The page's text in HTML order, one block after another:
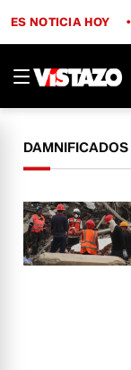
ES NOTICIA HOY
DAMNIFICADOS